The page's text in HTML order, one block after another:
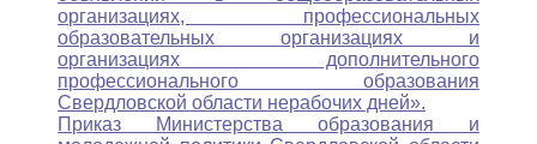
организациях, профессиональных
образовательных организациях и
организациях дополнительного
профессионального образования
Свердловской области нерабочих дней».
Приказ Министерства образования и